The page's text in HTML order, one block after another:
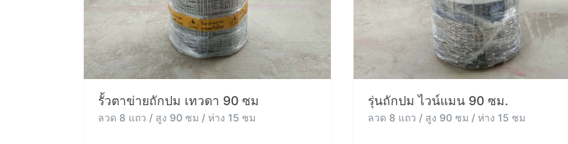
รั้วตาข่ายถักปม เทวดา 90 ซม
ลวด 8 แถว / สูง 90 ซม / ห่าง 15 ซม
รุ่นถักปม ไวน์แมน 90 ซม.
ลวด 8 แถว / สูง 90 ซม / ห่าง 15 ซม